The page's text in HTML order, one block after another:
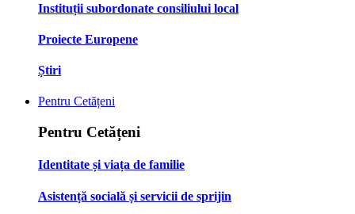
Instituții subordonate consiliului local
Proiecte Europene
Știri
Pentru Cetățeni
Pentru Cetățeni
Identitate și viața de familie
Asistență socială și servicii de sprijin